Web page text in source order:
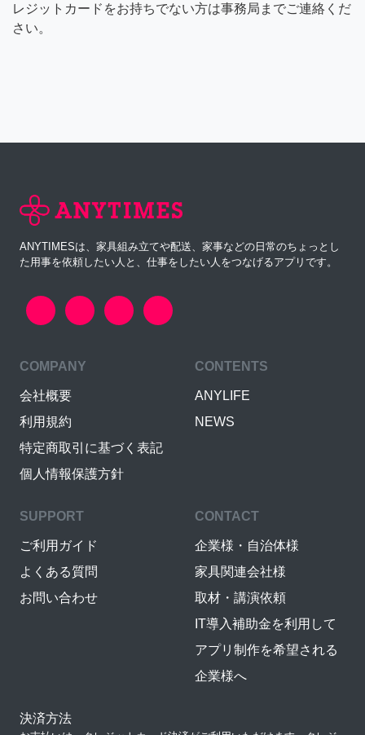
レジットカードをお持ちでない方は事務局までご連絡くだ
さい。
ANYTIMESは、家具組み立てや配送、家事などの日常のちょっとし
た用事を依頼したい人と、仕事をしたい人をつなげるアプリです。
COMPANY
会社概要
利用規約
特定商取引に基づく表記
個人情報保護方針
CONTENTS
ANYLIFE
NEWS
SUPPORT
ご利用ガイド
よくある質問
お問い合わせ
CONTACT
企業様・自治体様
家具関連会社様
取材・講演依頼
IT導入補助金を利用して
アプリ制作を希望される
企業様へ
決済方法